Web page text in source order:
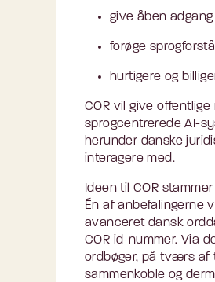
give åben
forøge
hurtigere og
COR vil give
sprogcentrerede AI-
herunder danske
interagere med.
Ideen til COR
Én af anbefalingerne
avanceret dansk
COR id-nummer. Via
ordbøger, på tværs af
sammenkoble og